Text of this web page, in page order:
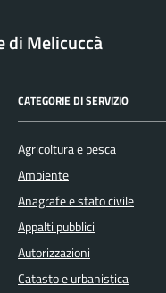
di Melicuccà
CATEGORIE DI SERVIZIO
Agricoltura e pesca
Ambiente
Anagrafe e stato civile
Appalti pubblici
Autorizzazioni
Catasto e urbanistica